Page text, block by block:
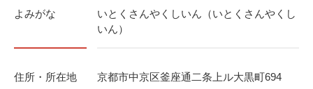
よみがな
いとくさんやくしいん（いとくさんやくし
いん）
住所・所在地 京都市中京区釜座通二条上ル大黒町694